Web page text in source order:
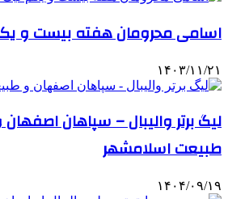
اسامی محرومان هفته بیست و
۱۴۰۳/۱۱/۲۱
لیگ برتر والیبال – سپاهان
طبیعت اسلامشهر
۱۴۰۴/۰۹/۱۹